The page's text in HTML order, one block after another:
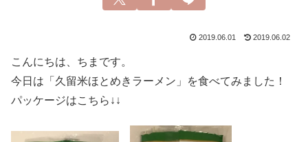
2019.06.01 2019.06.02
こんにちは、ちまです。
今日は「久留米ほとめきラーメン」を食べてみました！
パッケージはこちら↓↓